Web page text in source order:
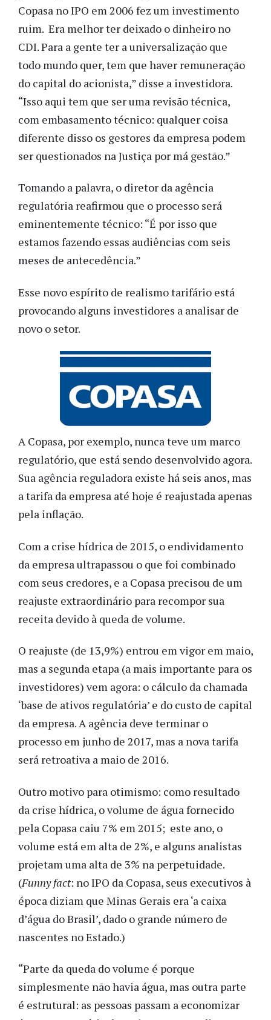
Copasa no IPO em 2006 fez um investimento
ruim. Era melhor ter deixado o dinheiro no
CDI. Para a gente ter a universalização que
todo mundo quer, tem que haver remuneração
do capital do acionista,” disse a investidora.
“Isso aqui tem que ser uma revisão técnica,
com embasamento técnico: qualquer coisa
diferente disso os gestores da empresa podem
ser questionados na Justiça por má gestão.”
Tomando a palavra, o diretor da agência
regulatória reafirmou que o processo será
eminentemente técnico: “É por isso que
estamos fazendo essas audiências com seis
meses de antecedência.”
Esse novo espírito de realismo tarifário está
provocando alguns investidores a analisar de
novo o setor.
A Copasa, por exemplo, nunca teve um marco
regulatório, que está sendo desenvolvido agora.
Sua agência reguladora existe há seis anos, mas
a tarifa da empresa até hoje é reajustada apenas
pela inflação.
Com a crise hídrica de 2015, o endividamento
da empresa ultrapassou o que foi combinado
com seus credores, e a Copasa precisou de um
reajuste extraordinário para recompor sua
receita devido à queda de volume.
O reajuste (de 13,9%) entrou em vigor em maio,
mas a segunda etapa (a mais importante para os
investidores) vem agora: o cálculo da chamada
‘base de ativos regulatória’ e do custo de capital
da empresa. A agência deve terminar o
processo em junho de 2017, mas a nova tarifa
será retroativa a maio de 2016.
Outro motivo para otimismo: como resultado
da crise hídrica, o volume de água fornecido
pela Copasa caiu 7% em 2015; este ano, o
volume está em alta de 2%, e alguns analistas
projetam uma alta de 3% na perpetuidade.
(Funny fact: no IPO da Copasa, seus executivos à
época diziam que Minas Gerais era ‘a caixa
d’água do Brasil’, dado o grande número de
nascentes no Estado.)
“Parte da queda do volume é porque
simplesmente não havia água, mas outra parte
é estrutural: as pessoas passam a economizar